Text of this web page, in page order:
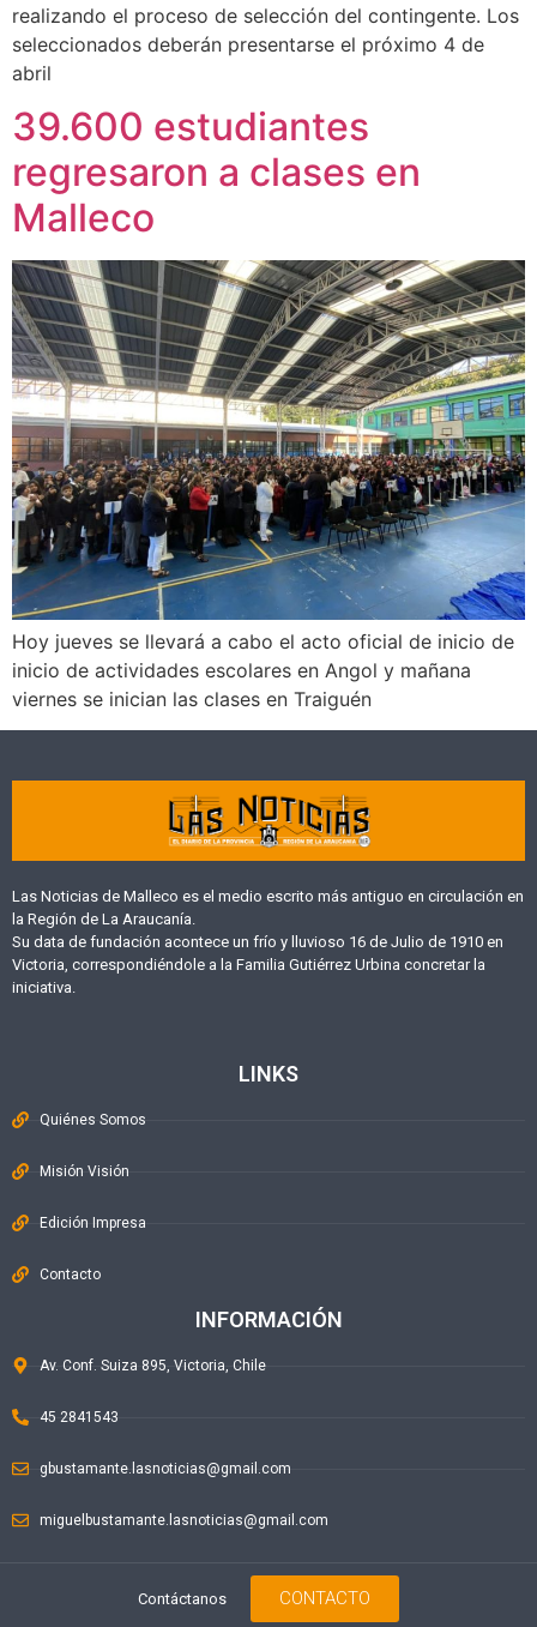
realizando el proceso de selección del contingente. Los
seleccionados deberán presentarse el próximo 4 de
abril
39.600 estudiantes
regresaron a clases en
Malleco
Hoy jueves se llevará a cabo el acto oficial de inicio de
inicio de actividades escolares en Angol y mañana
viernes se inician las clases en Traiguén
Las Noticias de Malleco es el medio escrito más antiguo en circulación en
la Región de La Araucanía.
Su data de fundación acontece un frío y lluvioso 16 de Julio de 1910 en
Victoria, correspondiéndole a la Familia Gutiérrez Urbina concretar la
iniciativa.
LINKS
Quiénes Somos
Misión Visión
Edición Impresa
Contacto
INFORMACIÓN
Av. Conf. Suiza 895, Victoria, Chile
45 2841543
gbustamante.lasnoticias@gmail.com
miguelbustamante.lasnoticias@gmail.com
Contáctanos CONTACTO